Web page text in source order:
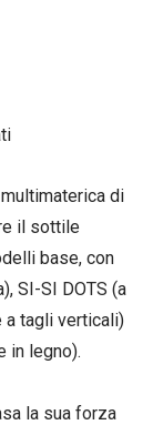
di
il sottile
base, con
SI-SI DOTS (a
a tagli verticali)
in legno).
la sua forza